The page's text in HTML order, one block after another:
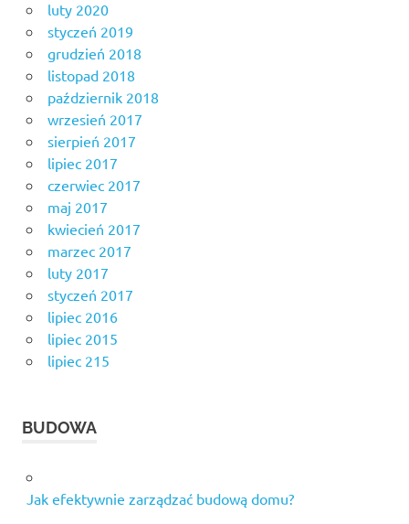
luty 2020
styczeń 2019
grudzień 2018
listopad 2018
październik 2018
wrzesień 2017
sierpień 2017
lipiec 2017
czerwiec 2017
maj 2017
kwiecień 2017
marzec 2017
luty 2017
styczeń 2017
lipiec 2016
lipiec 2015
lipiec 215
BUDOWA
Jak efektywnie zarządzać budową domu?